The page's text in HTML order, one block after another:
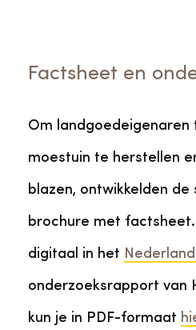
Factsheet en
Om landgoedeigenaren
moestuin te herstellen
blazen, ontwikkelden de
brochure met
digitaal in het
onderzoeksrapport van
kun je in PDF-formaat